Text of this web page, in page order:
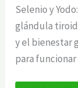
Selenio y
glándula
y el bienestar
para